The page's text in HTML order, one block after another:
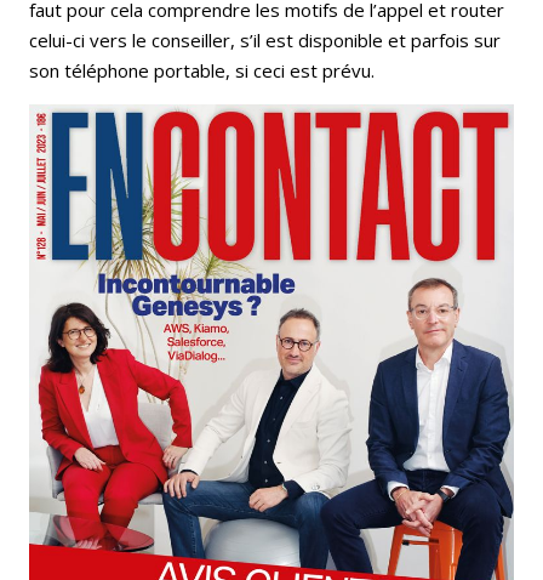
faut pour cela comprendre les motifs de l’appel et router
celui-ci vers le conseiller, s’il est disponible et parfois sur
son téléphone portable, si ceci est prévu.